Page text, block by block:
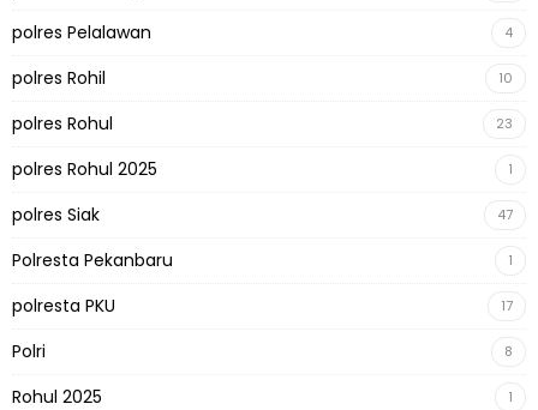
polres Pelalawan 4
polres Rohil 10
polres Rohul 23
polres Rohul 2025 1
polres Siak 47
Polresta Pekanbaru 1
polresta PKU 17
Polri 8
Rohul 2025 1